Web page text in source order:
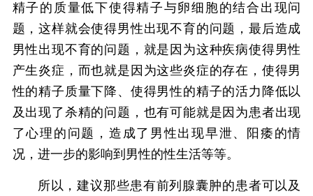
精子的质量低下使得精子与卵细胞的结合出现问
题，这样就会使得男性出现不育的问题，最后造成
男性出现不育的问题，就是因为这种疾病使得男性
产生炎症，而也就是因为这些炎症的存在，使得男
性的精子质量下降、使得男性的精子的活力降低以
及出现了杀精的问题，也有可能就是因为患者出现
了心理的问题，造成了男性出现早泄、阳痿的情
况，进一步的影响到男性的性生活等等。
所以，建议那些患有前列腺囊肿的患者可以及